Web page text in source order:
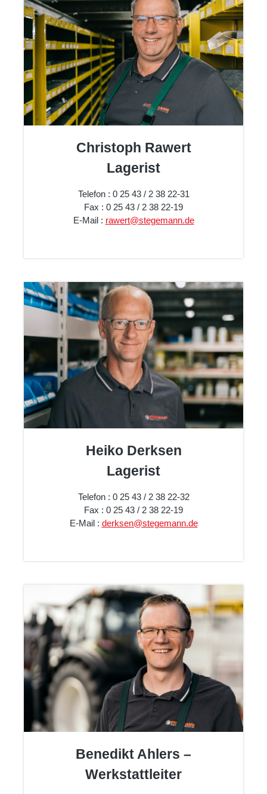
Christoph Rawert
Lagerist
Telefon : 0 25 43 / 2 38 22-31
Fax : 0 25 43 / 2 38 22-19
E-Mail : rawert@stegemann.de
Heiko Derksen
Lagerist
Telefon : 0 25 43 / 2 38 22-32
Fax : 0 25 43 / 2 38 22-19
E-Mail : derksen@stegemann.de
Benedikt Ahlers –
Werkstattleiter